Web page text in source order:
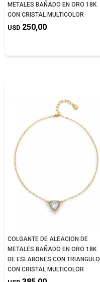
METALES BAÑADO EN ORO 18K
CON CRISTAL MULTICOLOR
USD 250,00
COLGANTE DE ALEACION DE
METALES BAÑADO EN ORO 18K
DE ESLABONES CON TRIANGULO
CON CRISTAL MULTICOLOR